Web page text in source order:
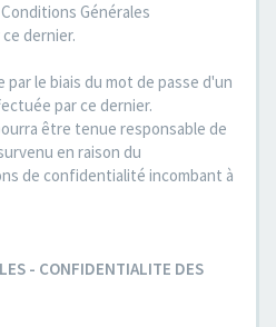
Générales
dernier.
le biais du mot de passe d'un
par ce dernier.
être tenue responsable de
en raison du
de confidentialité incombant à
- CONFIDENTIALITE DES